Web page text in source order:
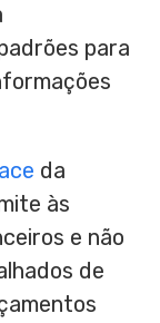
para
da
às
e não
de